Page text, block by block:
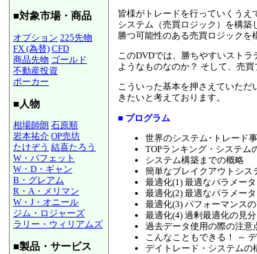
■対象市場・商品
オプション 225先物
FX (為替) CFD
商品先物 ゴールド
不動産投資
ポーカー
■人物
相場師朗 石原順
岩本祐介 OP売坊
たけぞう 結喜たろう
W・バフェット
W・D・ギャン
B・グレアム
R・A・メリマン
W・J・オニール
ジム・ロジャーズ
ラリー・ウィリアムズ
■製品・サービス
皆様がトレードを行っていくうえ
システム（売買ロジック）を構築
勝つ可能性のある売買ロジックを
このDVDでは、勝ちやすいスト
ようなものなのか？ そして、売
こういった基本を押さえていた
きたいと考えております。
■ プログラム
世界のシステム･トレード
TOPランキング・システム
システム構築までの概略
簡単なブレイクアウトシス
最適化(1) 最適なパラメー
最適化(2) 最適なパラメー
最適化(3) パフォーマンス
最適化(4) 過剰最適化の見
過去データ使用の際の注意
こんなこともできる！ ～
デイトレード・システムの